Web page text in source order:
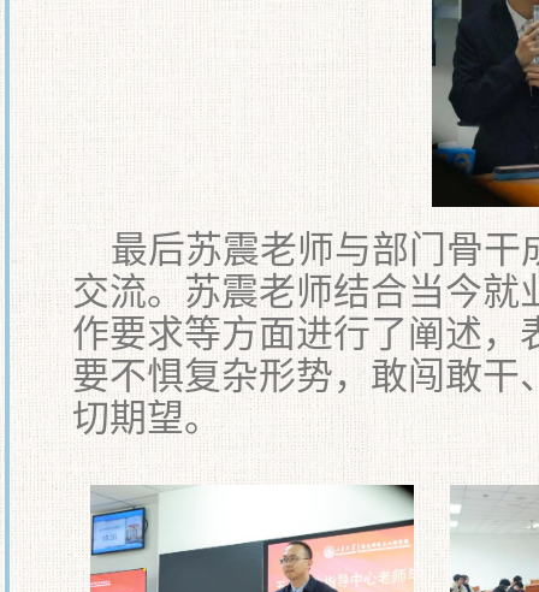
最后苏震老师与部门骨
交流。苏震老师结合当今
作要求等方面进行了阐述，
要不惧复杂形势，敢闯敢干
切期望。